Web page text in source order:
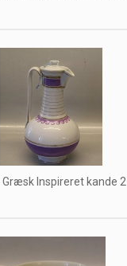
Inspireret kande